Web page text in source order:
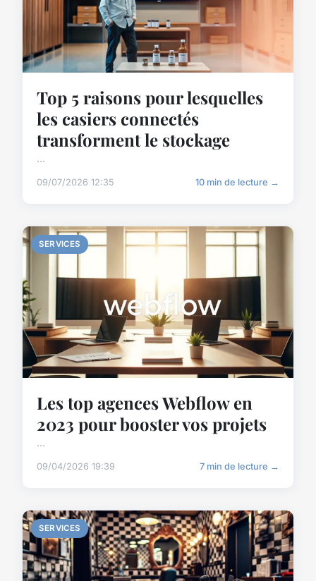
Top 5 raisons pour lesquelles
les casiers connectés
transforment le stockage
...
09/07/2026 12:35 10 min de lecture →
SERVICES
Les top agences Webflow en
2023 pour booster vos projets
...
09/04/2026 19:39 7 min de lecture →
SERVICES